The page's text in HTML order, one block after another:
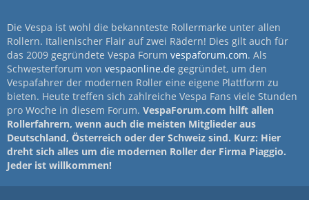
Die Vespa ist wohl die bekannteste Rollermarke unter allen
Rollern. Italienischer Flair auf zwei Rädern! Dies gilt auch für
das 2009 gegründete Vespa Forum vespaforum.com. Als
Schwesterforum von vespaonline.de gegründet, um den
Vespafahrer der modernen Roller eine eigene Plattform zu
bieten. Heute treffen sich zahlreiche Vespa Fans viele Stunden
pro Woche in diesem Forum. VespaForum.com hilft allen
Rollerfahrern, wenn auch die meisten Mitglieder aus
Deutschland, Österreich oder der Schweiz sind. Kurz: Hier
dreht sich alles um die modernen Roller der Firma Piaggio.
Jeder ist willkommen!